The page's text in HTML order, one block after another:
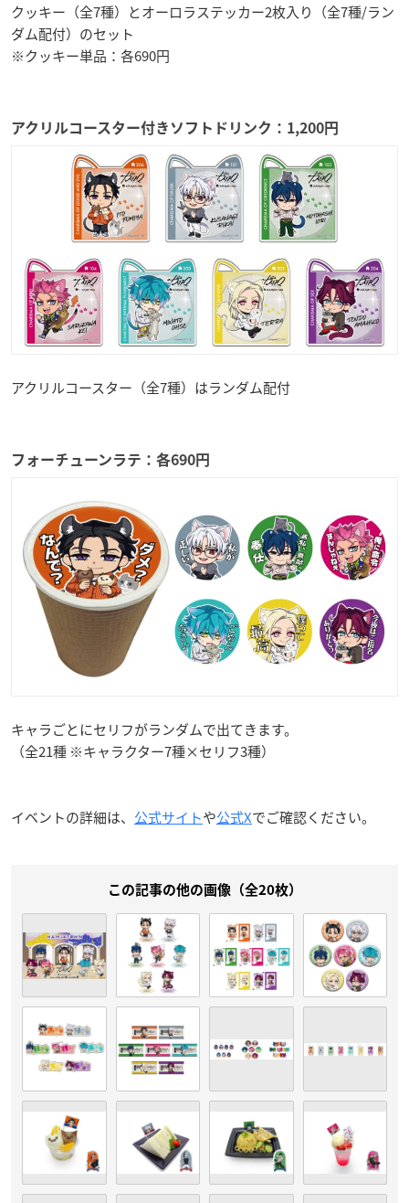
クッキー（全7種）とオーロラステッカー2枚入り（全7種/ラン
ダム配付）のセット
※クッキー単品：各690円
アクリルコースター付きソフトドリンク：1,200円
アクリルコースター（全7種）はランダム配付
フォーチューンラテ：各690円
キャラごとにセリフがランダムで出てきます。
（全21種 ※キャラクター7種×セリフ3種）
イベントの詳細は、 公式サイトや公式Xでご確認ください。
この記事の他の画像（全20枚）